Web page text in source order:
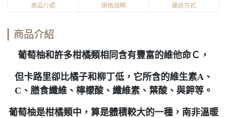
商品介紹 規格說明 運送方式
商品介紹
葡萄柚和許多柑橘類相同含有豐富的維他命Ｃ，
但卡路里卻比橘子和柳丁低，它所含的維生素A、
C、膳食纖維、 檸檬酸、纖維素、 葉酸、與鉀等。
葡萄柚是柑橘類中，算是體積較大的一種，南非溫暖